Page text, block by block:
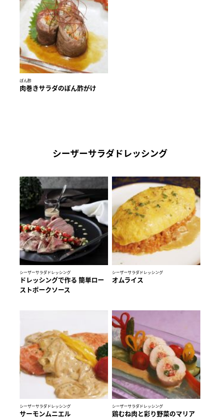
ぽん酢
肉巻きサラダのぽん酢がけ
シーザーサラダドレッシング
シーザーサラダドレッシング
ドレッシングで作る 簡単ロー
ストポークソース
シーザーサラダドレッシング
オムライス
シーザーサラダドレッシング
サーモンムニエル
シーザーサラダドレッシング
鶏むね肉と彩り野菜のマリア